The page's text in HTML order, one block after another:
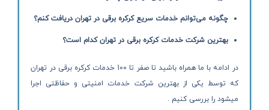
چگونه می‌توانم خدمات سریع کرکره برقی در تهران دریافت کنم؟
بهترین شرکت خدمات کرکره برقی در تهران کدام است؟
در ادامه با ما همراه باشید تا صفر تا 100 خدمات کرکره برقی در تهران
که توسط یکی از بهترین شرکت خدمات امنیتی و حفاظتی اجرا
میشود را بررسی کنیم .